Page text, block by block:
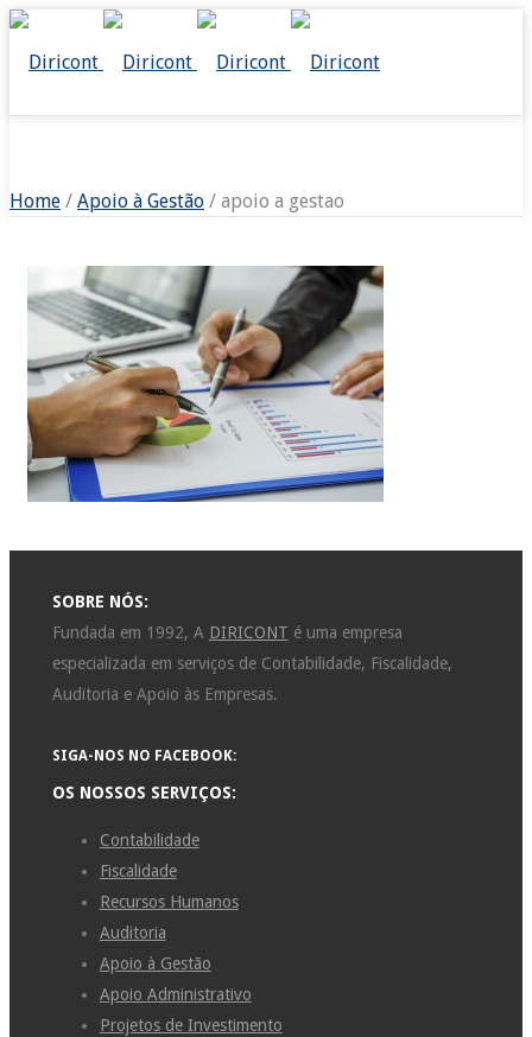
Home / Apoio à Gestão / apoio a gestao
SOBRE NÓS:
Fundada em 1992, A DIRICONT é uma empresa
especializada em serviços de Contabilidade, Fiscalidade,
Auditoria e Apoio às Empresas.
SIGA-NOS NO FACEBOOK:
OS NOSSOS SERVIÇOS:
Contabilidade
Fiscalidade
Recursos Humanos
Auditoria
Apoio à Gestão
Apoio Administrativo
Projetos de Investimento